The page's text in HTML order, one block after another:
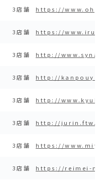
3店舗 https://
3店舗 https://
3店舗 http://
3店舗 http://
3店舗 http://
3店舗 http://
3店舗 https://
3店舗 https://reimei-